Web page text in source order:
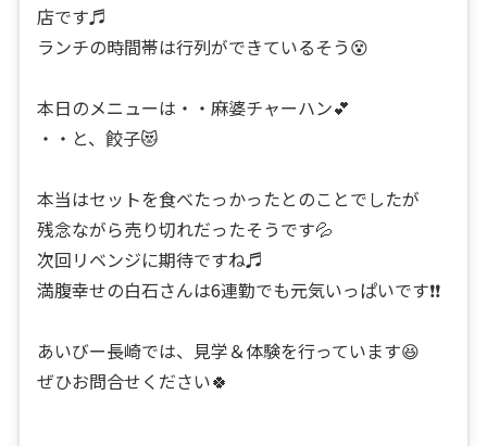
店です♬
ランチの時間帯は行列ができているそう😵
本日のメニューは・・麻婆チャーハン💕
・・と、餃子😻
本当はセットを食べたっかったとのことでしたが
残念ながら売り切れだったそうです💦
次回リベンジに期待ですね♬
満腹幸せの白石さんは6連勤でも元気いっぱいです❗❗
あいびー長崎では、見学＆体験を行っています😆
ぜひお問合せください🍀